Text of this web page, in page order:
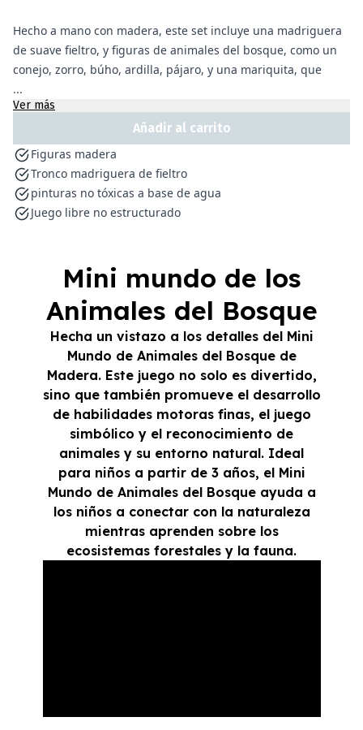
Hecho a mano con madera, este set incluye una madriguera
de suave fieltro, y figuras de animales del bosque, como un
conejo, zorro, búho, ardilla, pájaro, y una mariquita, que
...
Ver más
Añadir al carrito
Figuras madera
Tronco madriguera de fieltro
pinturas no tóxicas a base de agua
Juego libre no estructurado
Mini mundo de los
Animales del Bosque
Hecha un vistazo a los detalles del Mini
Mundo de Animales del Bosque de
Madera. Este juego no solo es divertido,
sino que también promueve el desarrollo
de habilidades motoras finas, el juego
simbólico y el reconocimiento de
animales y su entorno natural. Ideal
para niños a partir de 3 años, el Mini
Mundo de Animales del Bosque ayuda a
los niños a conectar con la naturaleza
mientras aprenden sobre los
ecosistemas forestales y la fauna.